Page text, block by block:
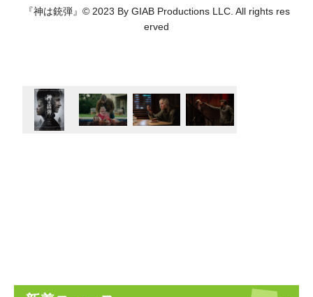
『神は銃弾』© 2023 By GIAB Productions LLC. All rights res
erved